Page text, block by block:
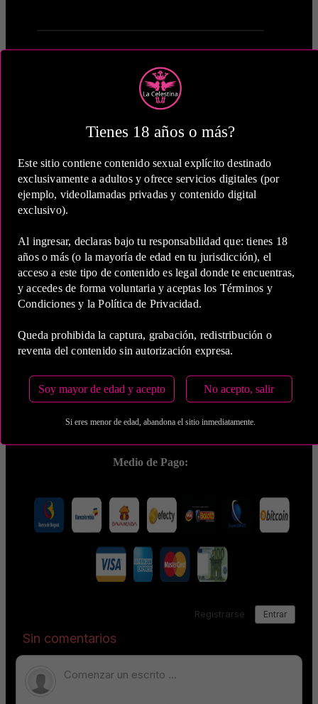
Tienes 18 años o más?
Este sitio contiene contenido sexual explícito destinado
exclusivamente a adultos y ofrece servicios digitales (por
ejemplo, videollamadas privadas y contenido digital
exclusivo).
Al ingresar, declaras bajo tu responsabilidad que: tienes 18
años o más (o la mayoría de edad en tu jurisdicción), el
acceso a este tipo de contenido es legal donde te encuentras,
y accedes de forma voluntaria y aceptas los Términos y
Condiciones y la Política de Privacidad.
Queda prohibida la captura, grabación, redistribución o
reventa del contenido sin autorización expresa.
Soy mayor de edad y acepto No acepto, salir
Si eres menor de edad, abandona el sitio inmediatamente.
1 Hora
2 Horas
COP 1,300,000.00
COP 3,000,000.00
Medio de Pago: